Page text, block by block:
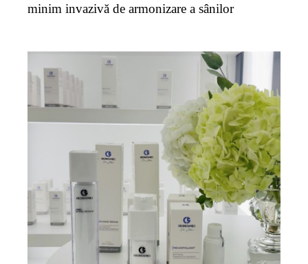
minim invazivă de armonizare a sânilor